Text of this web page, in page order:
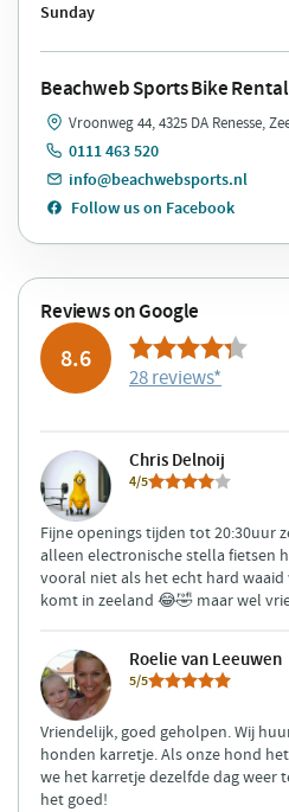
Sunday
Beachweb Sports Bike Rental
Vroonweg 44, 4325 DA Renesse,
0111 463 520
info@beachwebsports.nl
Follow us on Facebook
Reviews on Google
8.6
28 reviews*
Chris Delnoij
4/5
Fijne openings tijden tot 20:30uur
alleen electronische stella fietsen
vooral niet als het echt hard
komt in zeeland 😂🤣 maar wel
Roelie van Leeuwen
5/5
Vriendelijk, goed geholpen. Wij
honden karretje. Als onze hond
we het karretje dezelfde dag weer
het goed!